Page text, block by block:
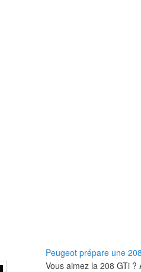
Peugeot prépare une
Vous aimez la 208 GTi